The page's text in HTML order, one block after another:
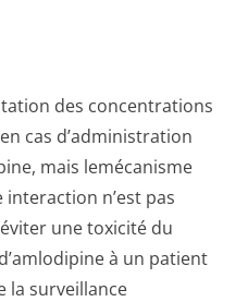
des concentrations
cas d’administration
mais lemécanisme
n’est pas
une toxicité du
à un patient
la surveillance